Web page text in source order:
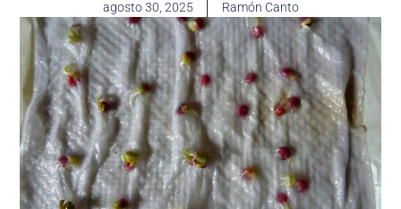
agosto 30, 2025 Ramón Canto